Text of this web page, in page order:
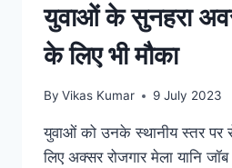
युवाओं के सुनहरा
के लिए भी मौका
By Vikas Kumar 9 July 2023
युवाओं को उनके स्थानीय स्तर पर
लिए अक्सर रोजगार मेला यानि